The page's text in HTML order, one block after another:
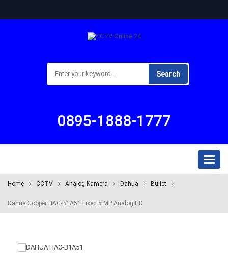
Search
0895-1888-1777
Home CCTV Analog Kamera Dahua Bullet
Dahua Cooper HAC-B1A51 Fixed 5 MP Analog HD